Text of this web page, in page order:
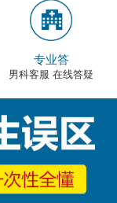
很舒心。
检查了，关键
专业答
男科客服 在线答疑